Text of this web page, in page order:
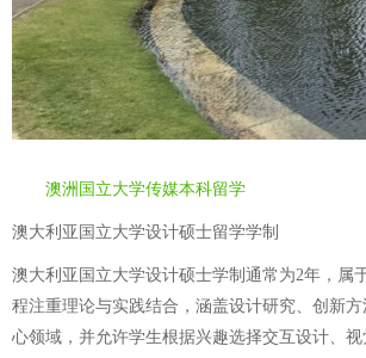
澳洲国立大学传媒本科留学
澳大利亚国立大学设计硕士留学学制
澳大利亚国立大学设计硕士学制通常为2年，属
程注重理论与实践结合，涵盖设计研究、创新
心领域，并允许学生根据兴趣选择交互设计、